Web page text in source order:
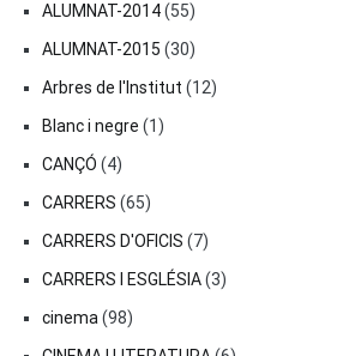
ALUMNAT-2014(55)
ALUMNAT-2015 (30)
Arbres de l'Institut (12)
Blanc i negre (1)
CANÇÓ (4)
CARRERS (65)
CARRERS D'OFICIS (7)
CARRERS I ESGLÉSIA(3)
cinema (98)